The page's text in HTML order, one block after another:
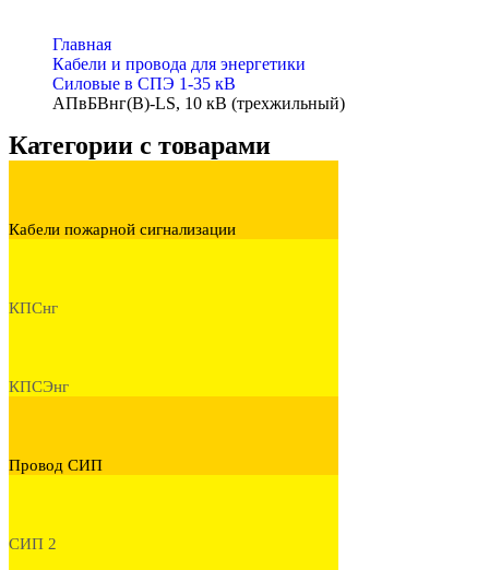
Главная
Кабели и провода для энергетики
Cиловые в СПЭ 1-35 кВ
АПвБВнг(В)-LS, 10 кВ (трехжильный)
Категории с товарами
Кабели пожарной сигнализации
КПСнг
КПСЭнг
Провод СИП
СИП 2